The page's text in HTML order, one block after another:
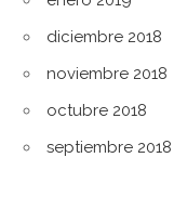
diciembre 2018
noviembre 2018
octubre 2018
septiembre 2018